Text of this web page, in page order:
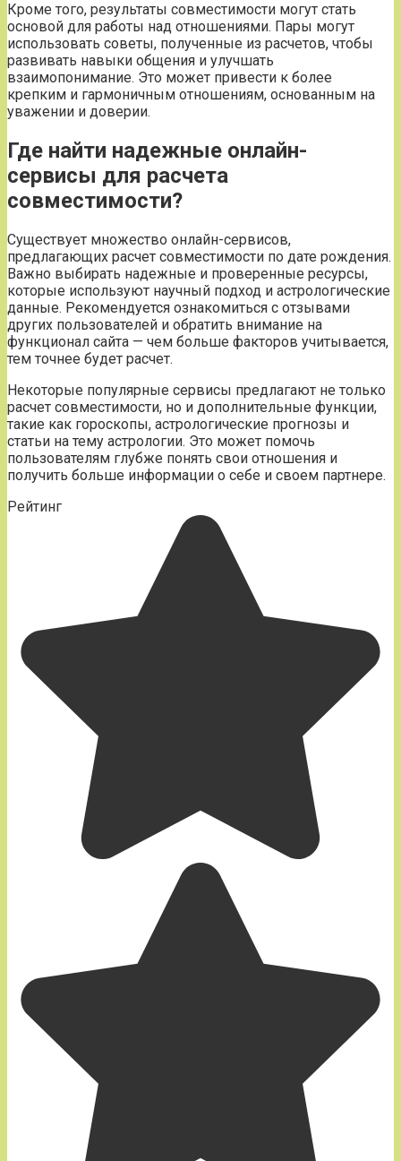
Кроме того, результаты совместимости могут стать
основой для работы над отношениями. Пары могут
использовать советы, полученные из расчетов, чтобы
развивать навыки общения и улучшать
взаимопонимание. Это может привести к более
крепким и гармоничным отношениям, основанным на
уважении и доверии.
Где найти надежные онлайн-
сервисы для расчета
совместимости?
Существует множество онлайн-сервисов,
предлагающих расчет совместимости по дате рождения.
Важно выбирать надежные и проверенные ресурсы,
которые используют научный подход и астрологические
данные. Рекомендуется ознакомиться с отзывами
других пользователей и обратить внимание на
функционал сайта — чем больше факторов учитывается,
тем точнее будет расчет.
Некоторые популярные сервисы предлагают не только
расчет совместимости, но и дополнительные функции,
такие как гороскопы, астрологические прогнозы и
статьи на тему астрологии. Это может помочь
пользователям глубже понять свои отношения и
получить больше информации о себе и своем партнере.
Рейтинг